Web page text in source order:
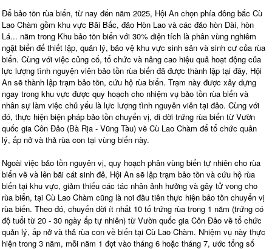
Để bảo tồn rùa biển, từ nay đến năm 2025, Hội An chọn phía đông bắc Cù
Lao Chàm gồm khu vực Bãi Bấc, đảo Hòn Lao và các đảo hòn Dài, hòn
Lá... nằm trong Khu bảo tồn biển với 30% diện tích là phân vùng nghiêm
ngặt biển để thiết lập, quản lý, bảo vệ khu vực sinh sản và sinh cư của rùa
biển. Cùng với việc củng cố, tổ chức và nâng cao hiệu quả hoạt động của
lực lượng tình nguyện viên bảo tồn rùa biển đã được thành lập tại đây, Hội
An sẽ thành lập trạm bảo tồn, cứu hộ rùa biển. Trạm này được xây dựng
ngay trong khu vực được quy hoạch cho nhiệm vụ bảo tồn rùa biển và
nhân sự làm việc chủ yếu là lực lượng tình nguyên viên tại đảo. Cùng với
đó, thực hiện biện pháp bảo tồn chuyển vị, di dời trứng rùa biển từ Vườn
quốc gia Côn Đảo (Bà Rịa - Vũng Tàu) về Cù Lao Chàm để tổ chức quản
lý, ấp nở và thả rùa con tại vùng biển này.
Ngoài việc bảo tồn nguyên vị, quy hoạch phân vùng biển tự nhiên cho rùa
biển về và lên bãi cát sinh đẻ, Hội An sẽ lập trạm bảo tồn và cứu hộ rùa
biển tại khu vực, giảm thiểu các tác nhân ảnh hưởng và gây tử vong cho
rùa biển, tại Cù Lao Chàm cũng là nơi đầu tiên thực hiện bảo tồn chuyển vị
rùa biển. Theo đó, chuyển dời ít nhất 10 tổ trứng rùa trong 1 năm (trứng có
độ tuổi từ 20 - 30 ngày ấp tự nhiên) từ Vườn quốc gia Côn Đảo về tổ chức
quản lý, ấp nở và thả rùa con về biển tại Cù Lao Chàm. Nhiệm vụ này thực
hiện trong 3 năm, mỗi năm 1 đợt vào tháng 6 hoặc tháng 7, ước tổng số